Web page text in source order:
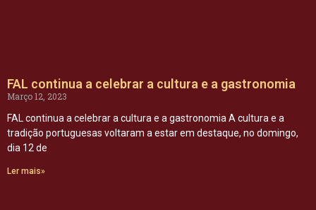
FAL continua a celebrar a cultura e a gastronomia
Março 12, 2023
FAL continua a celebrar a cultura e a gastronomia A cultura e a
tradição portuguesas voltaram a estar em destaque, no domingo,
dia 12 de
Ler mais»